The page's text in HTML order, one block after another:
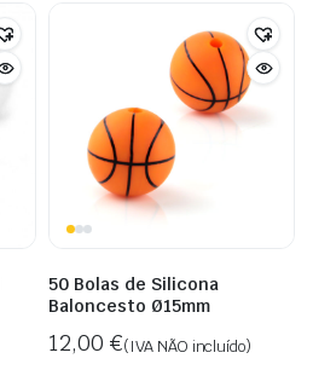
50 Bolas de Silicona
Baloncesto Ø15mm
12,00 €(IVA NÃO incluído)